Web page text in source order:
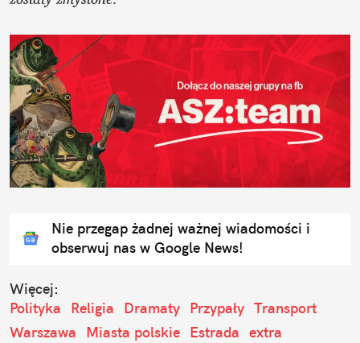
Nie przegap żadnej ważnej wiadomości i
obserwuj nas w Google News!
Więcej:
Polityka
Religia Dramaty Przypały Transport
Warszawa
Miasta polskie Estrada extra